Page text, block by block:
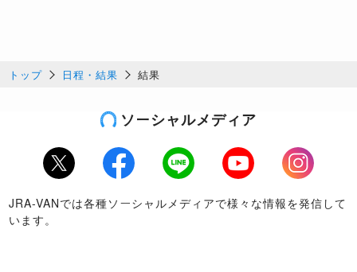
トップ 日程・結果 結果
ソーシャルメディア
Twitter Facebook LINE Youtube
Instagram
JRA-VANでは各種ソーシャルメディアで様々な情報を発信して
います。